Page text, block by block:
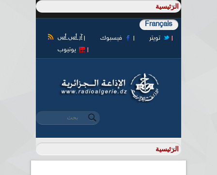
Français
آر أس أس فيسبوك
تويتر
يوتيوب
استمارة البحث
‏بحث ‏